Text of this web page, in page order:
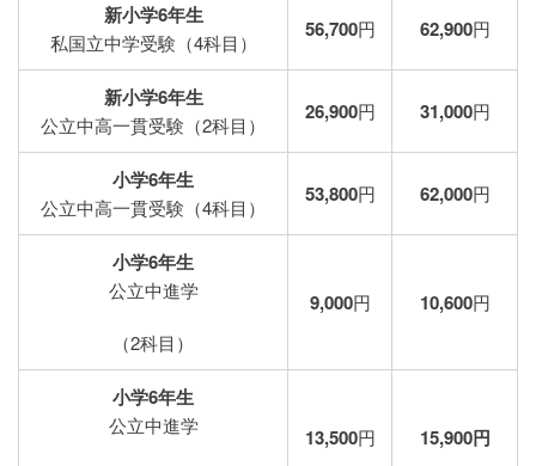
新小学6年生
私国立中学受験（4科目）
56,700円 62,900円
新小学6年生
公立中高一貫受験（2科目）
26,900円 31,000円
小学6年生
公立中高一貫受験（4科目）
53,800円 62,000円
小学6年生
公立中進学
（2科目）
9,000円 10,600円
小学6年生
公立中進学 13,500円 15,900円